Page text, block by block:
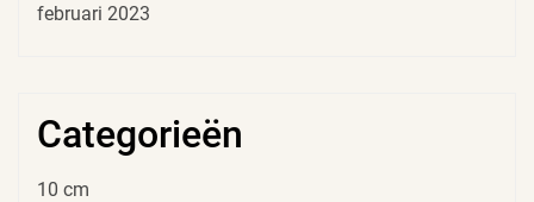
februari 2023
Categorieën
10 cm